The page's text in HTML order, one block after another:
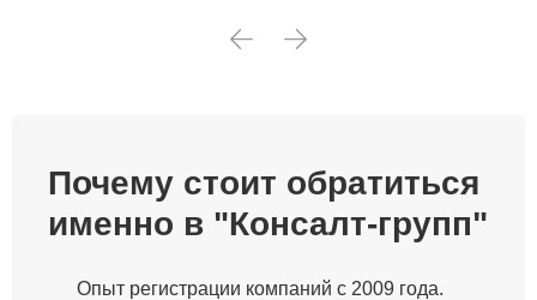
Почему стоит обратиться
именно в "Консалт-групп"
Опыт регистрации компаний с 2009 года.